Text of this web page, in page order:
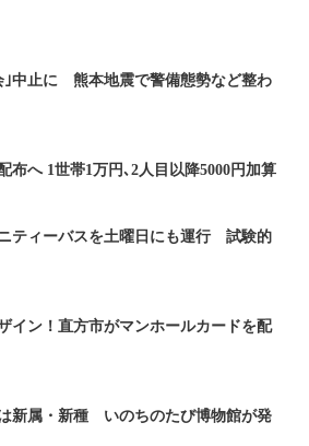
｣中止に 熊本地震で警備態勢など整わ
布へ 1世帯1万円､2人目以降5000円加算
ティーバスを土曜日にも運行 試験的
イン！直方市がマンホールカードを配
新属・新種 いのちのたび博物館が発